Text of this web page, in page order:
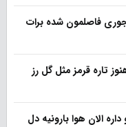
فاصلمون شده برات
تاره قرمز مثل گل رز
الان هوا بارونیه دل